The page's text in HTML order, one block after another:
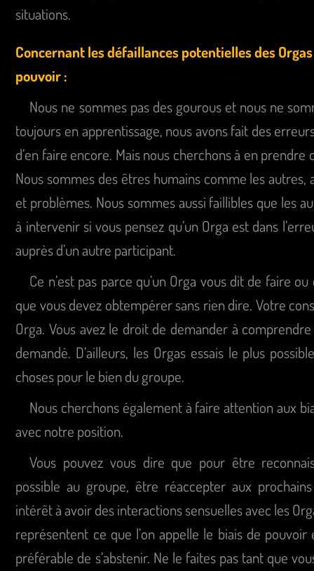
situations.
Concernant les défaillances potentielles des
pouvoir :
Nous ne sommes pas des gourous et nous ne
toujours en apprentissage, nous avons fait des
d’en faire encore. Mais nous cherchons à en
Nous sommes des êtres humains comme les autres,
et problèmes. Nous sommes aussi faillibles que les
à intervenir si vous pensez qu’un Orga est dans
auprès d’un autre participant.
Ce n’est pas parce qu’un Orga vous dit de faire
que vous devez obtempérer sans rien dire. Votre
Orga. Vous avez le droit de demander à
demandé. D’ailleurs, les Orgas essais le plus
choses pour le bien du groupe.
Nous cherchons également à faire attention aux
avec notre position.
Vous pouvez vous dire que pour être
possible au groupe, être réaccepter aux
intérêt à avoir des interactions sensuelles avec les
représentent ce que l’on appelle le biais de
préférable de s’abstenir. Ne le faites pas tant que